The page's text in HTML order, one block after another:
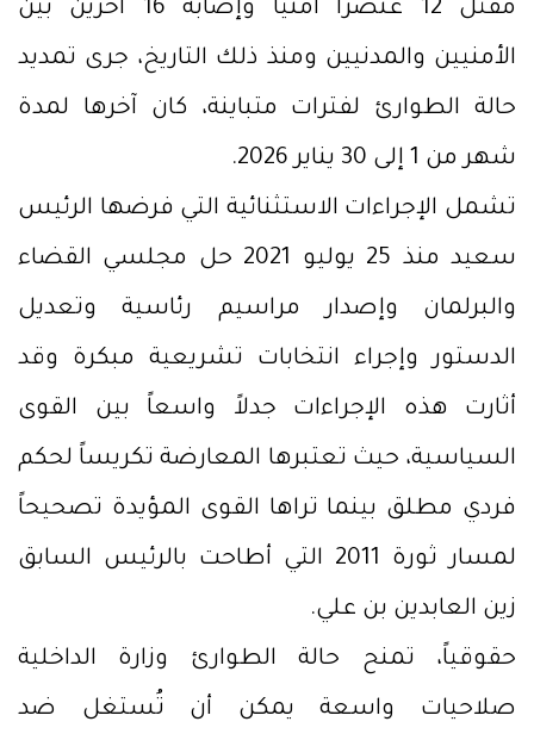
مقتل 12 عنصراً أمنياً وإصابة 16 آخرين بين
الأمنيين والمدنيين ومنذ ذلك التاريخ، جرى تمديد
حالة الطوارئ لفترات متباينة، كان آخرها لمدة
شهر من 1 إلى 30 يناير 2026.
تشمل الإجراءات الاستثنائية التي فرضها الرئيس
سعيد منذ 25 يوليو 2021 حل مجلسي القضاء
والبرلمان وإصدار مراسيم رئاسية وتعديل
الدستور وإجراء انتخابات تشريعية مبكرة وقد
أثارت هذه الإجراءات جدلاً واسعاً بين القوى
السياسية، حيث تعتبرها المعارضة تكريساً لحكم
فردي مطلق بينما تراها القوى المؤيدة تصحيحاً
لمسار ثورة 2011 التي أطاحت بالرئيس السابق
زين العابدين بن علي.
حقوقياً، تمنح حالة الطوارئ وزارة الداخلية
صلاحيات واسعة يمكن أن تُستغل ضد